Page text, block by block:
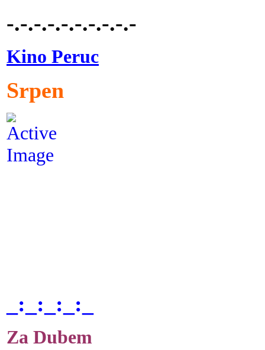
-.-.-.-.-.-.-.-.-.-
Kino Peruc
Srpen
_:_:_:_:_
Za Dubem